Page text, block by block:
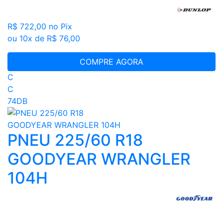
R$ 722,00 no Pix
ou 10x de R$ 76,00
COMPRE AGORA
C
C
74DB
PNEU 225/60 R18
GOODYEAR WRANGLER
104H